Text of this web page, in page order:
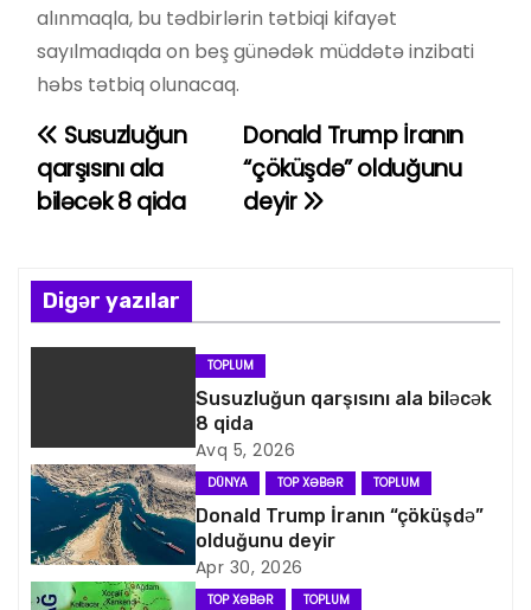
alınmaqla, bu tədbirlərin tətbiqi kifayət
sayılmadıqda on beş günədək müddətə inzibati
həbs tətbiq olunacaq.
Y
a
ı
n
v
i
q
a
Donald Trump İranın
“çöküşdə” olduğunu
deyir
Susuzluğun
qarşısını ala
biləcək 8 qida
Digər yazılar
TOPLUM
Susuzluğun qarşısını ala biləcək
8 qida
Avq 5, 2026
DÜNYA TOP XƏBƏR TOPLUM
Donald Trump İranın “çöküşdə”
olduğunu deyir
Apr 30, 2026
TOP XƏBƏR TOPLUM